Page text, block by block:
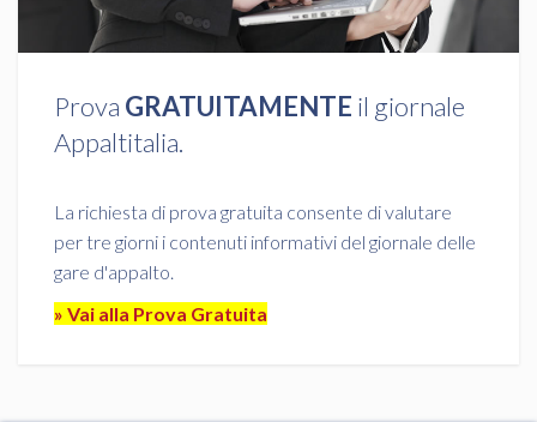
Prova GRATUITAMENTE il giornale
Appaltitalia.
La richiesta di prova gratuita consente di valutare
per tre giorni i contenuti informativi del giornale delle
gare d'appalto.
» Vai alla Prova Gratuita